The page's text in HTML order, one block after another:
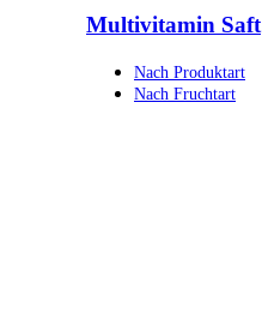
Multivitamin Saft
Nach Produktart
Nach Fruchtart